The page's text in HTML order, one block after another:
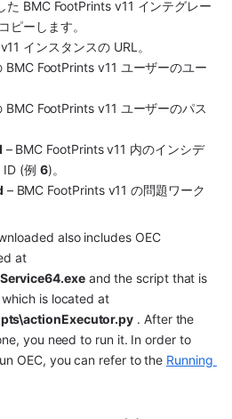
た BMC FootPrints v11 インテグレー
ピーします。
インスタンスの URL。
BMC FootPrints v11 ユーザーのユー
BMC FootPrints v11 ユーザーのパス
– BMC FootPrints v11 内のインシデ
ID (例 6)。
– BMC FootPrints v11 の問題ワーク
also includes OEC
at
and the script that is
is located at
. After the
you need to run it. In order to
OEC, you can refer to the Running